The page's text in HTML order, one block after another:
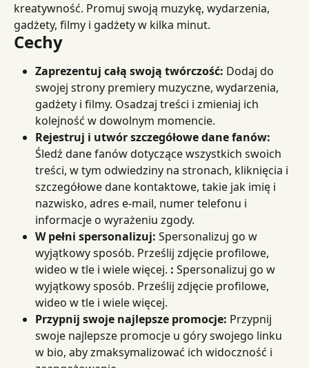
kreatywność. Promuj swoją muzykę, wydarzenia,
gadżety, filmy i gadżety w kilka minut.
Cechy
Zaprezentuj całą swoją twórczość: Dodaj do
swojej strony premiery muzyczne, wydarzenia,
gadżety i filmy. Osadzaj treści i zmieniaj ich
kolejność w dowolnym momencie.
Rejestruj i utwór szczegółowe dane fanów:
Śledź dane fanów dotyczące wszystkich swoich
treści, w tym odwiedziny na stronach, kliknięcia i
szczegółowe dane kontaktowe, takie jak imię i
nazwisko, adres e-mail, numer telefonu i
informacje o wyrażeniu zgody.
W pełni spersonalizuj: Spersonalizuj go w
wyjątkowy sposób. Prześlij zdjęcie profilowe,
wideo w tle i wiele więcej. : Spersonalizuj go w
wyjątkowy sposób. Prześlij zdjęcie profilowe,
wideo w tle i wiele więcej.
Przypnij swoje najlepsze promocje: Przypnij
swoje najlepsze promocje u góry swojego linku
w bio, aby zmaksymalizować ich widoczność i